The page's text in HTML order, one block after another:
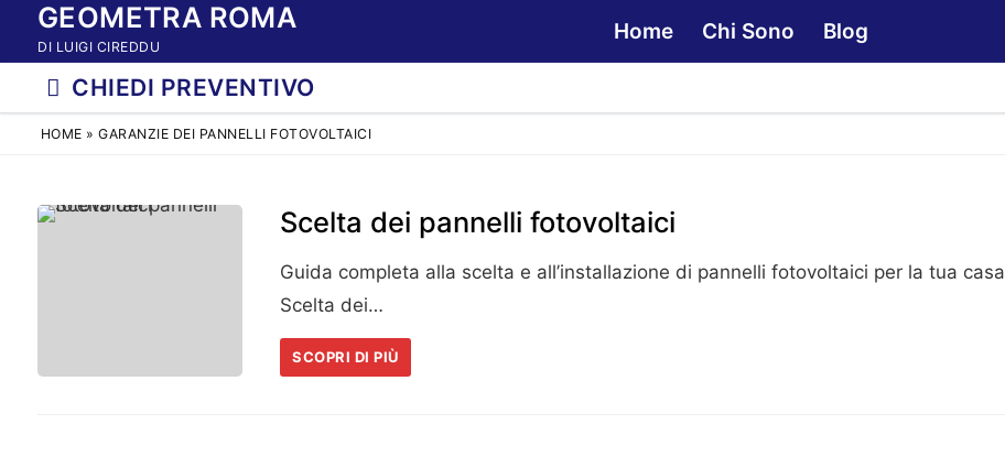
contenuto
GEOMETRA ROMA
DI LUIGI CIREDDU
Home Chi Sono Blog
CHIEDI PREVENTIVO
HOME »GARANZIE DEI PANNELLI FOTOVOLTAICI
Scelta dei pannelli fotovoltaici
Guida completa alla scelta e all’installazione di pannelli fotovoltaici per la tua casa
Scelta dei…
SCOPRI DI PIÙ